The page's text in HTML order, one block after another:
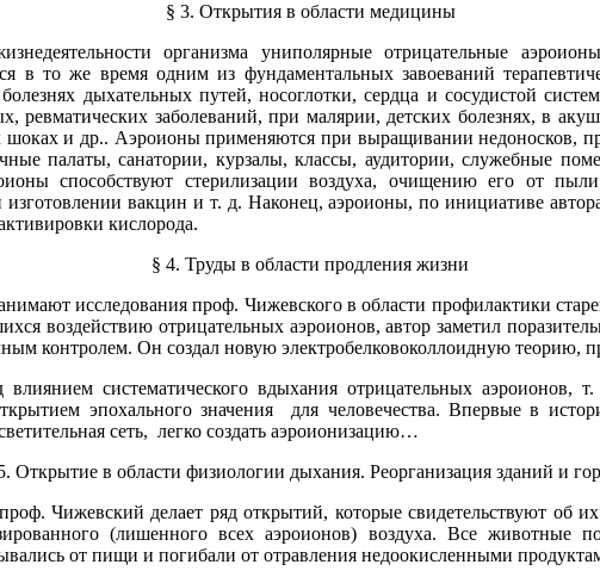
§ 3. Открытия в области медицины
организма униполярные отрицательные
в то же время одним из фундаментальных завоеваний
дыхательных путей, носоглотки, сердца и сосудистой
ревматических заболеваний, при малярии, детских болезнях, в
и др.. Аэроионы применяются при выращивании недоносков,
палаты, санатории, курзалы, классы, аудитории, служебные
способствуют стерилизации воздуха, очищению его от
вакцин и т. д. Наконец, аэроионы, по инициативе
кислорода.
§ 4. Труды в области продления жизни
исследования проф. Чижевского в области профилактики
воздействию отрицательных аэроионов, автор заметил
контролем. Он создал новую электробелковоколлоидную теорию,
систематического вдыхания отрицательных аэроионов,
эпохального значения для человечества. Впервые в
сеть, легко создать аэроионизацию…
Открытие в области физиологии дыхания. Реорганизация зданий и
Чижевский делает ряд открытий, которые свидетельствуют об
(лишенного всех аэроионов) воздуха. Все животные
от пищи и погибали от отравления недоокисленными